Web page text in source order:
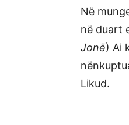
Në
në duart
Jonë) Ai
Likud.